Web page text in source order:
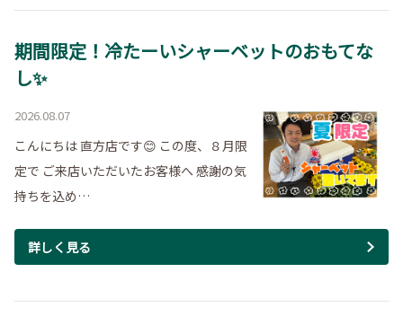
期間限定！冷たーいシャーベットのおもてな
し✨
2026.08.07
こんにちは 直方店です😊 この度、８月限
定で ご来店いただいたお客様へ 感謝の気
持ちを込め…
詳しく見る